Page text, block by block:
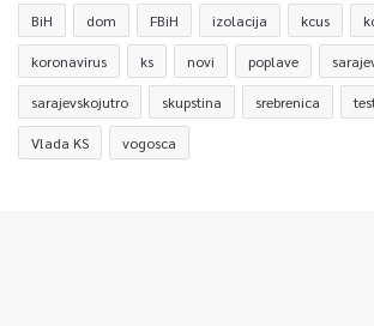
BiH dom FBiH izolacija kcus
koronavirus ks novi poplave
sarajevskojutro skupstina srebrenica
Vlada KS vogosca